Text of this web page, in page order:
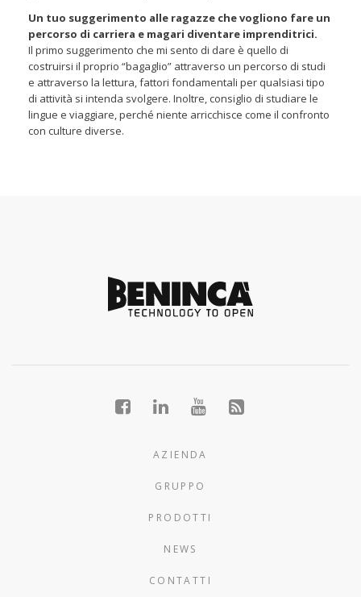
Un tuo suggerimento alle ragazze che vogliono fare un
percorso di carriera e magari diventare imprenditrici.
Il primo suggerimento che mi sento di dare è quello di
costruirsi il proprio “bagaglio” attraverso un percorso di studi
e attraverso la lettura, fattori fondamentali per qualsiasi tipo
di attività si intenda svolgere. Inoltre, consiglio di studiare le
lingue e viaggiare, perché niente arricchisce come il confronto
con culture diverse.
AZIENDA
GRUPPO
PRODOTTI
NEWS
CONTATTI